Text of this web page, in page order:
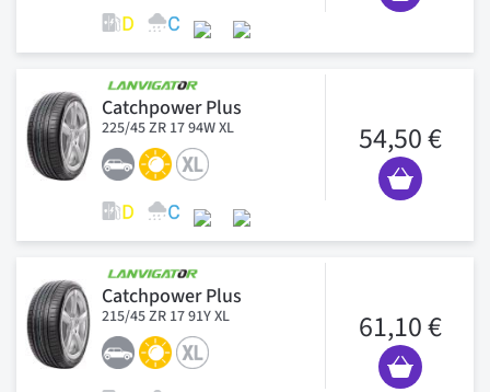
Catchpower Plus
225/45 ZR 17 94W XL 54,50 €
Catchpower Plus
215/45 ZR 17 91Y XL 61,10 €